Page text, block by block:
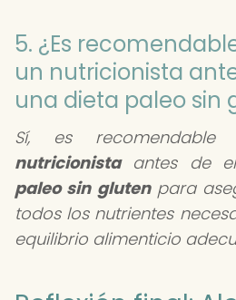
5. ¿Es
un nutricionista
una dieta paleo sin
Sí, es
nutricionistaantes de
paleo sin glutenpara
todos los nutrientes
equilibrio alimenticio